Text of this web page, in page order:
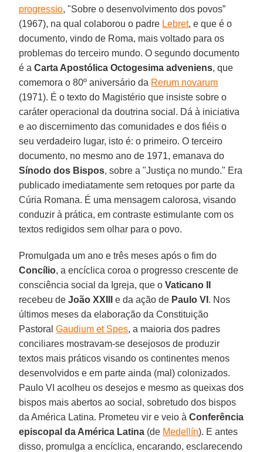
progressio, "Sobre o desenvolvimento dos povos”
(1967), na qual colaborou o padre Lebret, e que é o
documento, vindo de Roma, mais voltado para os
problemas do terceiro mundo. O segundo documento
é aCarta Apostólica Octogesima adveniens, que
comemora o 80º aniversário da Rerum novarum
(1971). É o texto do Magistério que insiste sobre o
caráter operacional da doutrina social. Dá à iniciativa
e ao discernimento das comunidades e dos fiéis o
seu verdadeiro lugar, isto é: o primeiro. O terceiro
documento, no mesmo ano de 1971, emanava do
Sínodo dos Bispos, sobre a "Justiça no mundo." Era
publicado imediatamente sem retoques por parte da
Cúria Romana. É uma mensagem calorosa, visando
conduzir à prática, em contraste estimulante com os
textos redigidos sem olhar para o povo.
Promulgada um ano e três meses após o fim do
Concílio, a encíclica coroa o progresso crescente de
consciência social da Igreja, que oVaticano II
recebeu de João XXIII e da ação de Paulo VI . Nos
últimos meses da elaboração da Constituição
PastoralGaudium et Spes, a maioria dos padres
conciliares mostravam-se desejosos de produzir
textos mais práticos visando os continentes menos
desenvolvidos e em parte ainda (mal) colonizados.
Paulo VI acolheu os desejos e mesmo as queixas dos
bispos mais abertos ao social, sobretudo dos bispos
da América Latina. Prometeu vir e veio àConferência
episcopal da América Latina (de Medellín). E antes
disso, promulga a encíclica, encarando, esclarecendo